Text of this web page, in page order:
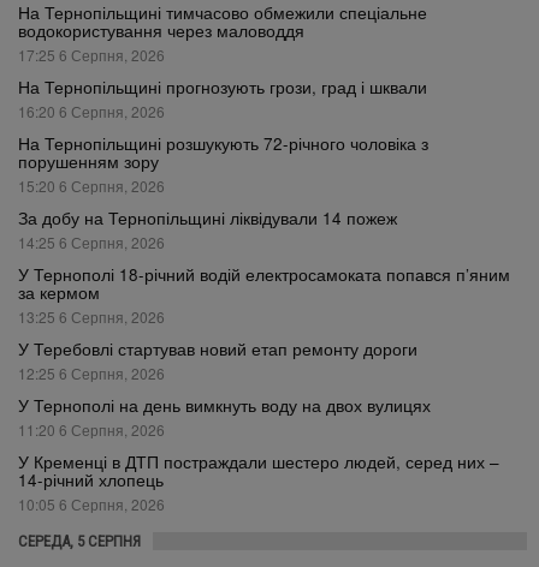
На Тернопільщині тимчасово обмежили спеціальне
водокористування через маловоддя
17:25 6 Серпня, 2026
На Тернопільщині прогнозують грози, град і шквали
16:20 6 Серпня, 2026
На Тернопільщині розшукують 72-річного чоловіка з
порушенням зору
15:20 6 Серпня, 2026
За добу на Тернопільщині ліквідували 14 пожеж
14:25 6 Серпня, 2026
У Тернополі 18-річний водій електросамоката попався п’яним
за кермом
13:25 6 Серпня, 2026
У Теребовлі стартував новий етап ремонту дороги
12:25 6 Серпня, 2026
У Тернополі на день вимкнуть воду на двох вулицях
11:20 6 Серпня, 2026
У Кременці в ДТП постраждали шестеро людей, серед них –
14-річний хлопець
10:05 6 Серпня, 2026
СЕРЕДА, 5 СЕРПНЯ